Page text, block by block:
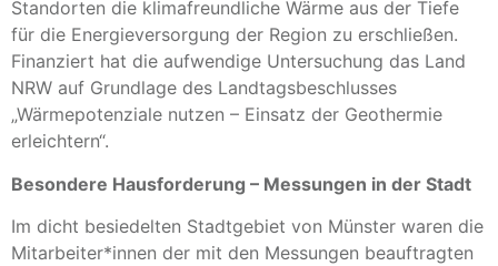
Standorten die klimafreundliche Wärme aus der Tiefe
für die Energieversorgung der Region zu erschließen.
Finanziert hat die aufwendige Untersuchung das Land
NRW auf Grundlage des Landtagsbeschlusses
„Wärmepotenziale nutzen – Einsatz der Geothermie
erleichtern“.
Besondere Hausforderung – Messungen in der Stadt
Im dicht besiedelten Stadtgebiet von Münster waren die
Mitarbeiter*innen der mit den Messungen beauftragten